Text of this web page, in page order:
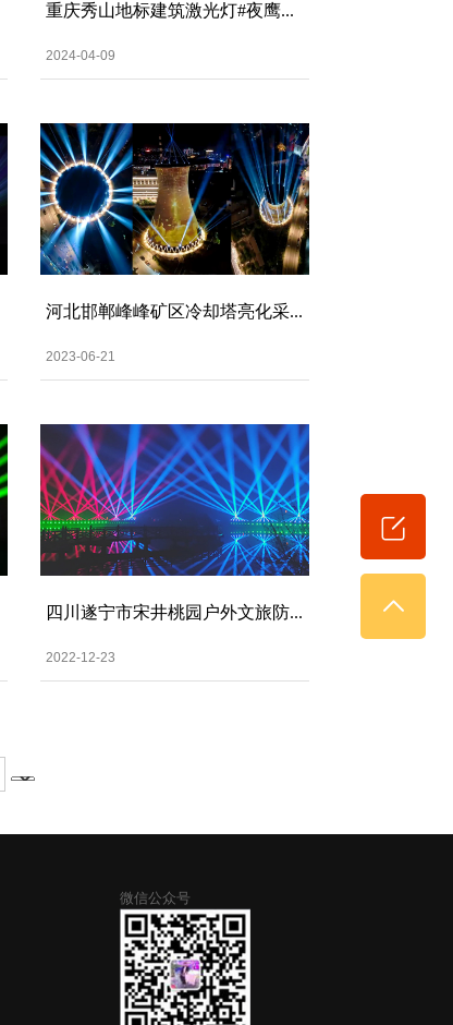
重庆秀山地标建筑激光灯#夜鹰...
2024-04-09
河北邯郸峰峰矿区冷却塔亮化采...
2023-06-21
四川遂宁市宋井桃园户外文旅防...
2022-12-23
微信公众号